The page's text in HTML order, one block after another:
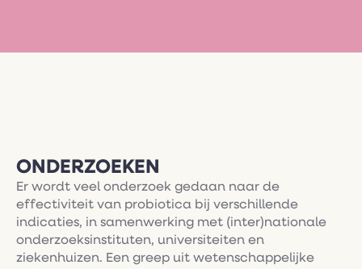
ONDERZOEKEN
Er wordt veel onderzoek gedaan naar de
effectiviteit van probiotica bij verschillende
indicaties, in samenwerking met (inter)nationale
onderzoeksinstituten, universiteiten en
ziekenhuizen. Een greep uit wetenschappelijke